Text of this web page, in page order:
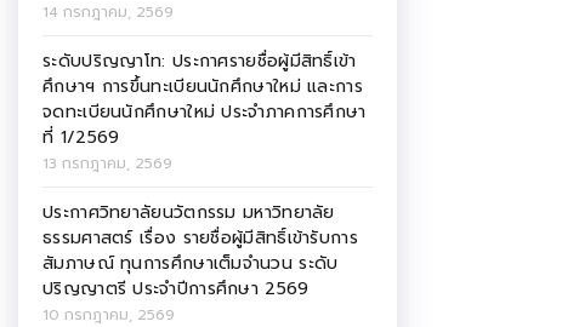
14 กรกฎาคม, 2569
ระดับปริญญาโท: ประกาศรายชื่อผู้มีสิทธิ์เข้า
ศึกษาฯ การขึ้นทะเบียนนักศึกษาใหม่ และการ
จดทะเบียนนักศึกษาใหม่ ประจำภาคการศึกษา
ที่ 1/2569
13 กรกฎาคม, 2569
ประกาศวิทยาลัยนวัตกรรม มหาวิทยาลัย
ธรรมศาสตร์ เรื่อง รายชื่อผู้มีสิทธิ์เข้ารับการ
สัมภาษณ์ ทุนการศึกษาเต็มจำนวน ระดับ
ปริญญาตรี ประจำปีการศึกษา 2569
10 กรกฎาคม, 2569